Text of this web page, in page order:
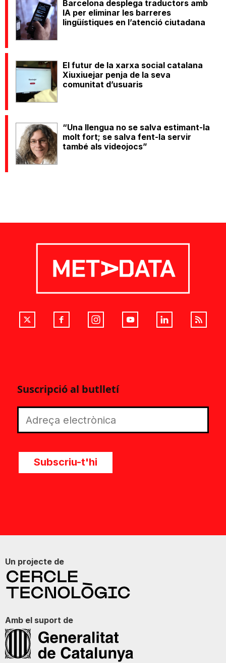
Barcelona desplega traductors amb
IA per eliminar les barreres
lingüístiques en l’atenció ciutadana
El futur de la xarxa social catalana
Xiuxiuejar penja de la seva
comunitat d’usuaris
“Una llengua no se salva estimant-la
molt fort; se salva fent-la servir
també als videojocs”
Suscripció al butlletí
Subscriu-t'hi
Un projecte de
Amb el suport de